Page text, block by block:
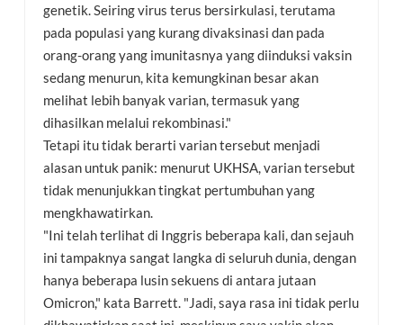
genetik. Seiring virus terus bersirkulasi, terutama
pada populasi yang kurang divaksinasi dan pada
orang-orang yang imunitasnya yang diinduksi vaksin
sedang menurun, kita kemungkinan besar akan
melihat lebih banyak varian, termasuk yang
dihasilkan melalui rekombinasi."
Tetapi itu tidak berarti varian tersebut menjadi
alasan untuk panik: menurut UKHSA, varian tersebut
tidak menunjukkan tingkat pertumbuhan yang
mengkhawatirkan.
"Ini telah terlihat di Inggris beberapa kali, dan sejauh
ini tampaknya sangat langka di seluruh dunia, dengan
hanya beberapa lusin sekuens di antara jutaan
Omicron," kata Barrett. "Jadi, saya rasa ini tidak perlu